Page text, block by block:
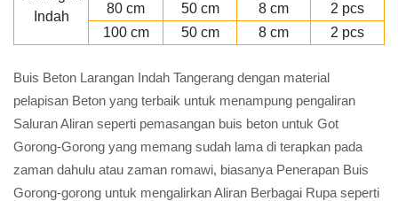
80 cm
50 cm 8 cm
2 pcs
100 cm
50 cm 8 cm 2 pcs
Buis Beton Larangan Indah Tangerang dengan material
pelapisan Beton yang terbaik untuk menampung pengaliran
Saluran Aliran seperti pemasangan buis beton untuk Got
Gorong-Gorong yang memang sudah lama di terapkan pada
zaman dahulu atau zaman romawi, biasanya Penerapan Buis
Gorong-gorong untuk mengalirkan Aliran Berbagai Rupa seperti